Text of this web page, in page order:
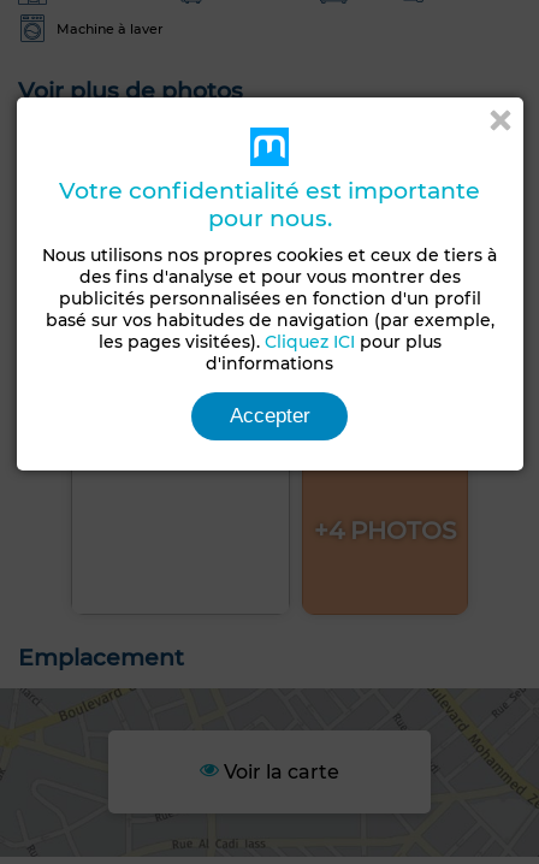
Machine à laver
Voir plus de photos
+4 PHOTOS
Emplacement
Voir la carte
Votre confidentialité est importante
pour nous.
Nous utilisons nos propres cookies et ceux de tiers à
des fins d'analyse et pour vous montrer des
publicités personnalisées en fonction d'un profil
basé sur vos habitudes de navigation (par exemple,
les pages visitées). Cliquez ICI pour plus
d'informations
Accepter